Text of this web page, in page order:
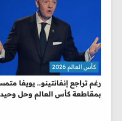
رغم تراجع إنفانتينو.. يويفا
بمقاطعة كأس العالم وحل وحيد
كأس العالم 2026